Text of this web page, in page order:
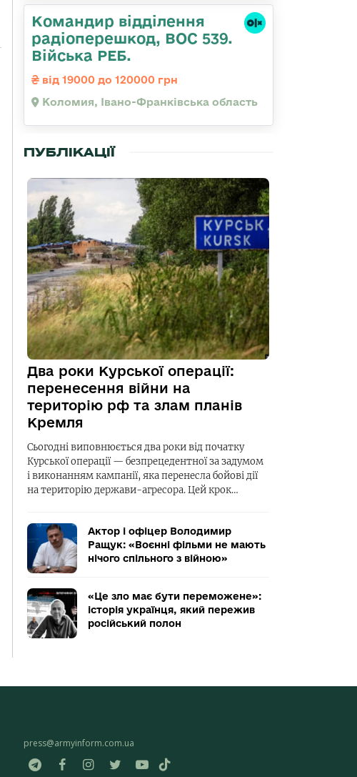
Командир відділення
радіоперешкод, ВОС 539.
Війська РЕБ.
від 19000 до 120000 грн
Коломия, Івано-Франківська область
ПУБЛІКАЦІЇ
Два роки Курської операції:
перенесення війни на
територію рф та злам планів
Кремля
Сьогодні виповнюється два роки від початку
Курської операції — безпрецедентної за задумом
і виконанням кампанії, яка перенесла бойові дії
на територію держави-агресора. Цей крок…
Актор і офіцер Володимир
Ращук: «Воєнні фільми не мають
нічого спільного з війною»
«Це зло має бути переможене»:
історія українця, який пережив
російський полон
press@armyinform.com.ua